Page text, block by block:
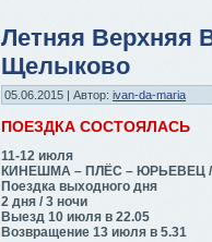
Летняя Верхняя
Щелыково
05.06.2015 | Автор: ivan-da-maria
ПОЕЗДКА СОСТОЯЛАСЬ
11-12 июля
КИНЕШМА – ПЛЁС – ЮРЬЕВЕЦ
Поездка выходного дня
2 дня / 3 ночи
Выезд 10 июля в 22.05
Возвращение 13 июля в 5.31